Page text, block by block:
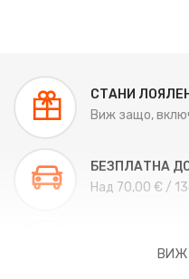
СТАНИ
Виж защо,
БЕЗПЛАТНА
Над 70,00 € /
Връщане до 14
ВИЖ